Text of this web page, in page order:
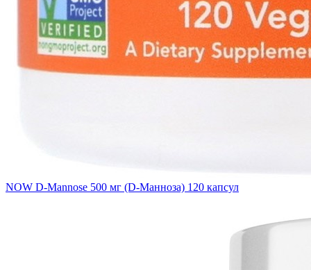
NOW D-Mannose 500 мг (D-Манноза) 120 капсул